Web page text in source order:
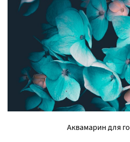
Аквамарин для